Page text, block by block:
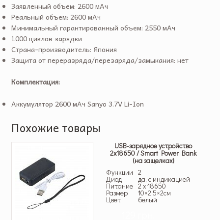
Заявленный объем: 2600 мАч
Реальный объем: 2600 мАч
Минимальный гарантированный объем: 2550 мАч
1000 циклов зарядки
Страна-производитель: Япония
Защита от переразряда/перезаряда/замыкания: нет
Комплектация:
Аккумулятор 2600 мAч Sanyo 3.7V Li-Ion
Похожие товары
USB-зарядное устройство
2х18650 / Smart Power Bank
(на защелках)
Функции 2
Диод да, с индикацией
Питание 2 x 18650
Размер 10×2,5×2см
Цвет белый